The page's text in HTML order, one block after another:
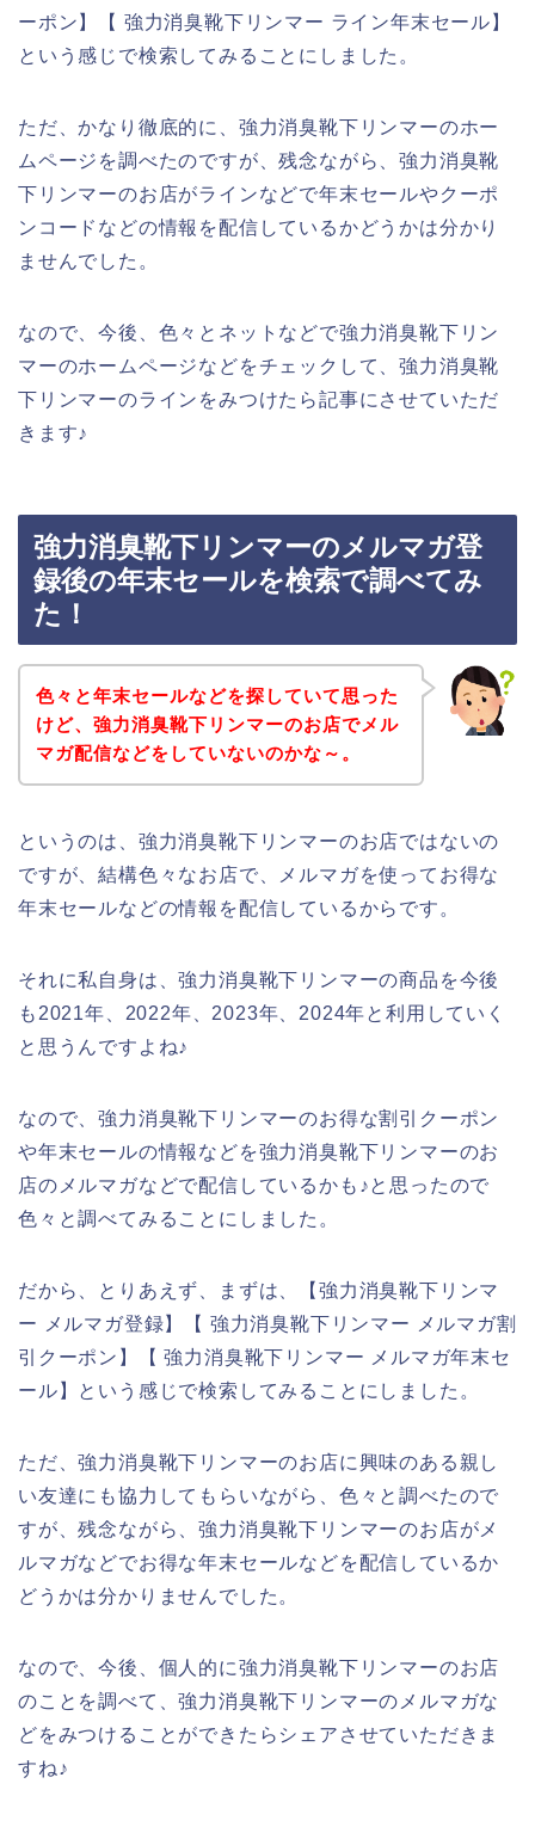
ーポン】【 強力消臭靴下リンマー ライン年末セール】
という感じで検索してみることにしました。
ただ、かなり徹底的に、強力消臭靴下リンマーのホー
ムページを調べたのですが、残念ながら、強力消臭靴
下リンマーのお店がラインなどで年末セールやクーポ
ンコードなどの情報を配信しているかどうかは分かり
ませんでした。
なので、今後、色々とネットなどで強力消臭靴下リン
マーのホームページなどをチェックして、強力消臭靴
下リンマーのラインをみつけたら記事にさせていただ
きます♪
強力消臭靴下リンマーのメルマガ登
録後の年末セールを検索で調べてみ
た！
色々と年末セールなどを探していて思った
けど、強力消臭靴下リンマーのお店でメル
マガ配信などをしていないのかな～。
というのは、強力消臭靴下リンマーのお店ではないの
ですが、結構色々なお店で、メルマガを使ってお得な
年末セールなどの情報を配信しているからです。
それに私自身は、強力消臭靴下リンマーの商品を今後
も2021年、2022年、2023年、2024年と利用していく
と思うんですよね♪
なので、強力消臭靴下リンマーのお得な割引クーポン
や年末セールの情報などを強力消臭靴下リンマーのお
店のメルマガなどで配信しているかも♪と思ったので
色々と調べてみることにしました。
だから、とりあえず、まずは、【強力消臭靴下リンマ
ー メルマガ登録】【 強力消臭靴下リンマー メルマガ割
引クーポン】【 強力消臭靴下リンマー メルマガ年末セ
ール】という感じで検索してみることにしました。
ただ、強力消臭靴下リンマーのお店に興味のある親し
い友達にも協力してもらいながら、色々と調べたので
すが、残念ながら、強力消臭靴下リンマーのお店がメ
ルマガなどでお得な年末セールなどを配信しているか
どうかは分かりませんでした。
なので、今後、個人的に強力消臭靴下リンマーのお店
のことを調べて、強力消臭靴下リンマーのメルマガな
どをみつけることができたらシェアさせていただきま
すね♪